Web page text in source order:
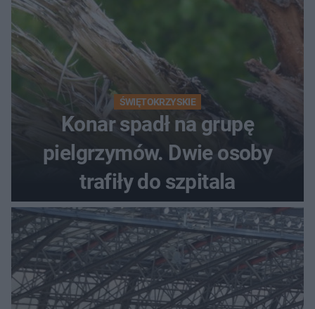
ŚWIĘTOKRZYSKIE
Konar spadł na grupę
pielgrzymów. Dwie osoby
trafiły do szpitala